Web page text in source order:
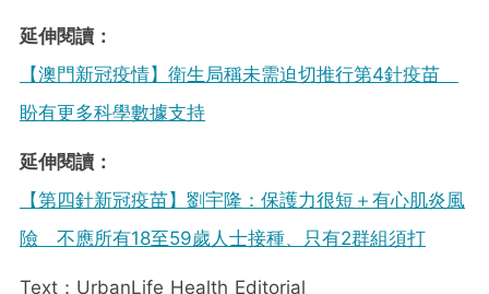
延伸閱讀：
【澳門新冠疫情】衛生局稱未需迫切推行第4針疫苗
盼有更多科學數據支持
延伸閱讀：
【第四針新冠疫苗】劉宇隆：保護力很短＋有心肌炎風
險 不應所有18至59歲人士接種、只有2群組須打
Text：UrbanLife Health Editorial